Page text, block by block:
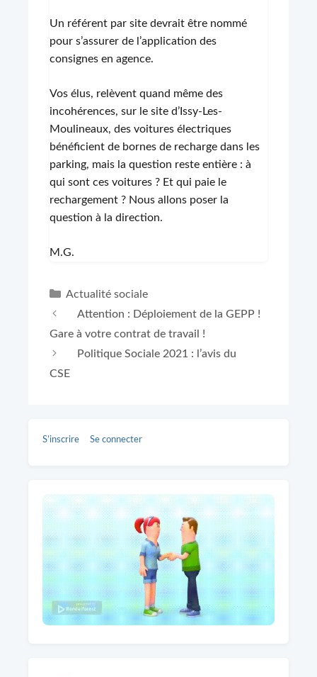
Un référent par site devrait être nommé
pour s’assurer de l’application des
consignes en agence.
Vos élus, relèvent quand même des
incohérences, sur le site d’Issy-Les-
Moulineaux, des voitures électriques
bénéficient de bornes de recharge dans les
parking, mais la question reste entière : à
qui sont ces voitures ? Et qui paie le
rechargement ? Nous allons poser la
question à la direction.
M.G.
Catégories
Actualité sociale
Attention : Déploiement de la GEPP !
Gare à votre contrat de travail !
Politique Sociale 2021 : l’avis du
CSE
S’inscrire Se connecter